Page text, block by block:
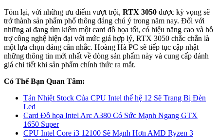
Tóm lại, với những ưu điểm vượt trội, RTX 3050 được kỳ vọng sẽ
trở thành sản phẩm phổ thông đáng chú ý trong năm nay. Đối với
những ai đang tìm kiếm một card đồ họa tốt, có hiệu năng cao và hỗ
trợ công nghệ hiện đại với mức giá hợp lý, RTX 3050 chắc chắn là
một lựa chọn đáng cân nhắc. Hoàng Hà PC sẽ tiếp tục cập nhật
những thông tin mới nhất về dòng sản phẩm này và cung cấp đánh
giá chi tiết khi sản phẩm chính thức ra mắt.
Có Thể Bạn Quan Tâm:
Tản Nhiệt Stock Của CPU Intel thế hệ 12 Sẽ Trang Bị Đèn
Led
Card Đồ họa Intel Arc A380 Có Sức Mạnh Ngang GTX
1650 Super
CPU Intel Core i3 12100 Sẽ Mạnh Hơn AMD Ryzen 3